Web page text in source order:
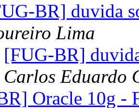
BR] duvida
Lima
[FUG-BR]
Carlos Eduardo
Oracle 10g -